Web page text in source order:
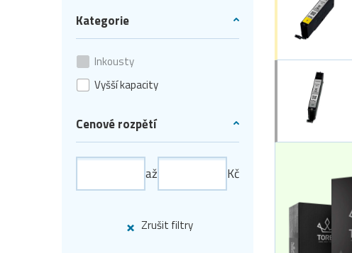
Kategorie
Inkousty
Vyšší kapacity
Cenové rozpětí
až Kč
Zrušit filtry